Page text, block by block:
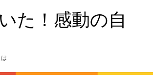
た！感動の自